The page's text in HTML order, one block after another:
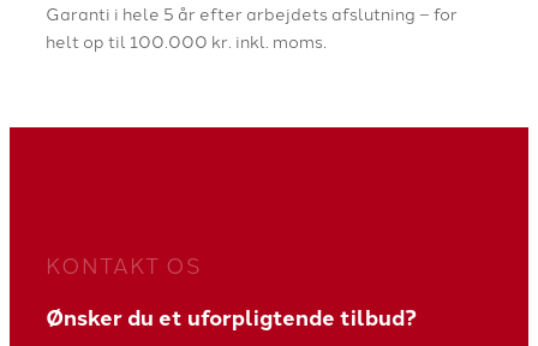
Garanti i hele 5 år efter arbejdets afslutning – for
helt op til 100.000 kr. inkl. moms.
KONTAKT OS
Ønsker du et uforpligtende tilbud?